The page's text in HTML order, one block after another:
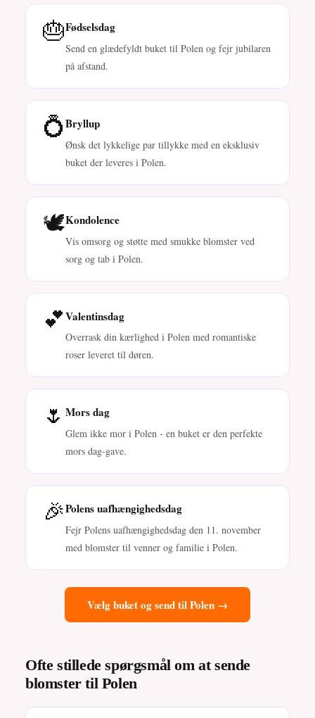
🎂Fødselsdag
Send en glædefyldt buket til Polen og fejr jubilaren
på afstand.
💍Bryllup
Ønsk det lykkelige par tillykke med en eksklusiv
buket der leveres i Polen.
🕊️Kondolence
Vis omsorg og støtte med smukke blomster ved
sorg og tab i Polen.
💕Valentinsdag
Overrask din kærlighed i Polen med romantiske
roser leveret til døren.
🌷 Mors dag
Glem ikke mor i Polen - en buket er den perfekte
mors dag-gave.
🎉Polens uafhængighedsdag
Fejr Polens uafhængighedsdag den 11. november
med blomster til venner og familie i Polen.
Vælg buket og send til Polen →
Ofte stillede spørgsmål om at sende
blomster til Polen